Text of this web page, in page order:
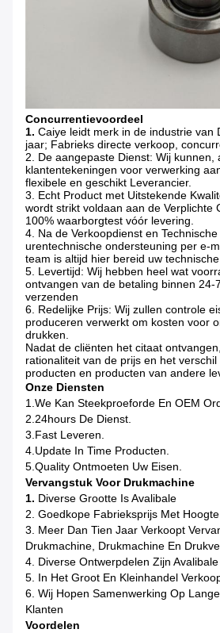
Concurrentievoordeel
1. Caiye leidt merk in de industrie van
jaar; Fabrieks directe verkoop,
2. De aangepaste Dienst: Wij kunnen,
klantentekeningen voor verwerking
flexibele en geschikt Leverancier.
3. Echt Product met Uitstekende
wordt strikt voldaan aan de Verplichte
100% waarborgtest vóór levering.
4. Na de Verkoopdienst en
urentechnische ondersteuning per e-
team is altijd hier bereid uw
5. Levertijd: Wij hebben heel wat
ontvangen van de betaling binnen 24-
verzenden
6. Redelijke Prijs: Wij zullen controle
produceren verwerkt om kosten voor
drukken.
Nadat de cliënten het citaat
rationaliteit van de prijs en het
producten en producten van andere
Onze Diensten
1.We Kan Steekproeforde En OEM
2.24hours De Dienst.
3.Fast Leveren.
4.Update In Time Producten.
5.Quality Ontmoeten Uw Eisen.
Vervangstuk Voor Drukmachine
1. Diverse Grootte Is Avalibale
2. Goedkope Fabrieksprijs Met
3. Meer Dan Tien Jaar Verkoopt
Drukmachine, Drukmachine En
4. Diverse Ontwerpdelen Zijn Avalibale
5. In Het Groot En Kleinhandel
6. Wij Hopen Samenwerking Op
Klanten
Voordelen